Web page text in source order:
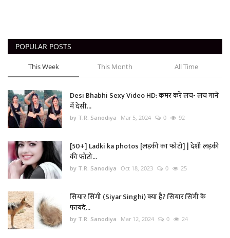
POPULAR POSTS
This Week This Month All Time
Desi Bhabhi Sexy Video HD: कमर करें लच- लच गाने
में देसी...
by T.R. Sanodiya Mar 5, 2024 0 92
[50+] Ladki ka photos [लड़की का फोटो] | देशी लड़की
की फोटो...
by T.R. Sanodiya Oct 18, 2023 0 25
सियार सिंगी (Siyar Singhi) क्या है? सियार सिंगी के
फायदे...
by T.R. Sanodiya Mar 12, 2024 0 24